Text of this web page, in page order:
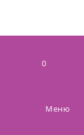
0
Меню